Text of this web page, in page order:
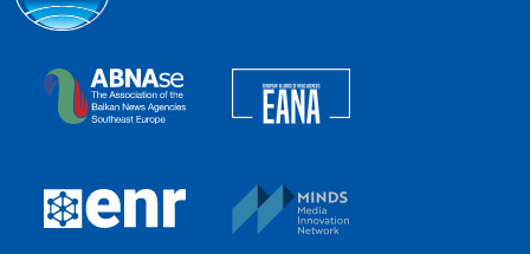
The Assocoation of the Balkan News Agencies
European Newsroom